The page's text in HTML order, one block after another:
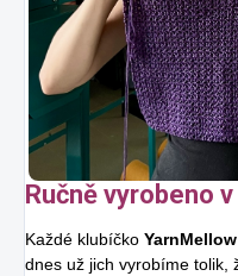
Ručně vyrobeno
Každé klubíčko
dnes už jich vyrobíme tolik,